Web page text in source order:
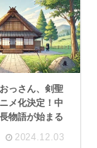
っさん、剣聖
メ化決定！中
物語が始まる
2024.12.03